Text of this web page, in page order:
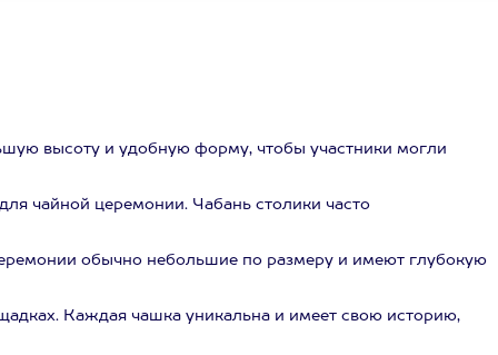
высоту и удобную форму, чтобы участники могли
чайной церемонии. Чабань столики часто
обычно небольшие по размеру и имеют глубокую
Каждая чашка уникальна и имеет свою историю,